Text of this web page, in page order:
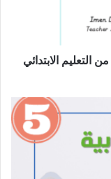
التعليم الابتدائي